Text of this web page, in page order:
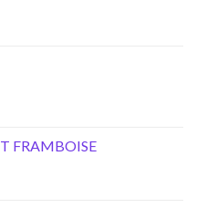
FRAMBOISE